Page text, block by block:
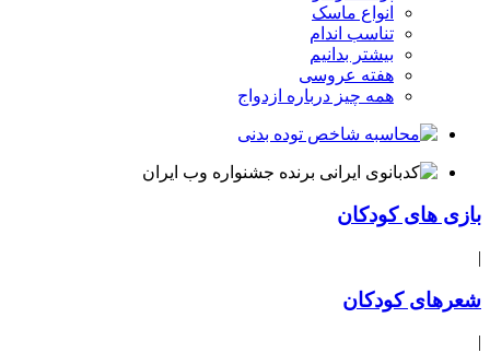
انواع ماسک
تناسب اندام
بیشتر بدانیم
هفته عروسی
همه چیز درباره ازدواج
بازی های کودکان
|
شعرهای کودکان
|